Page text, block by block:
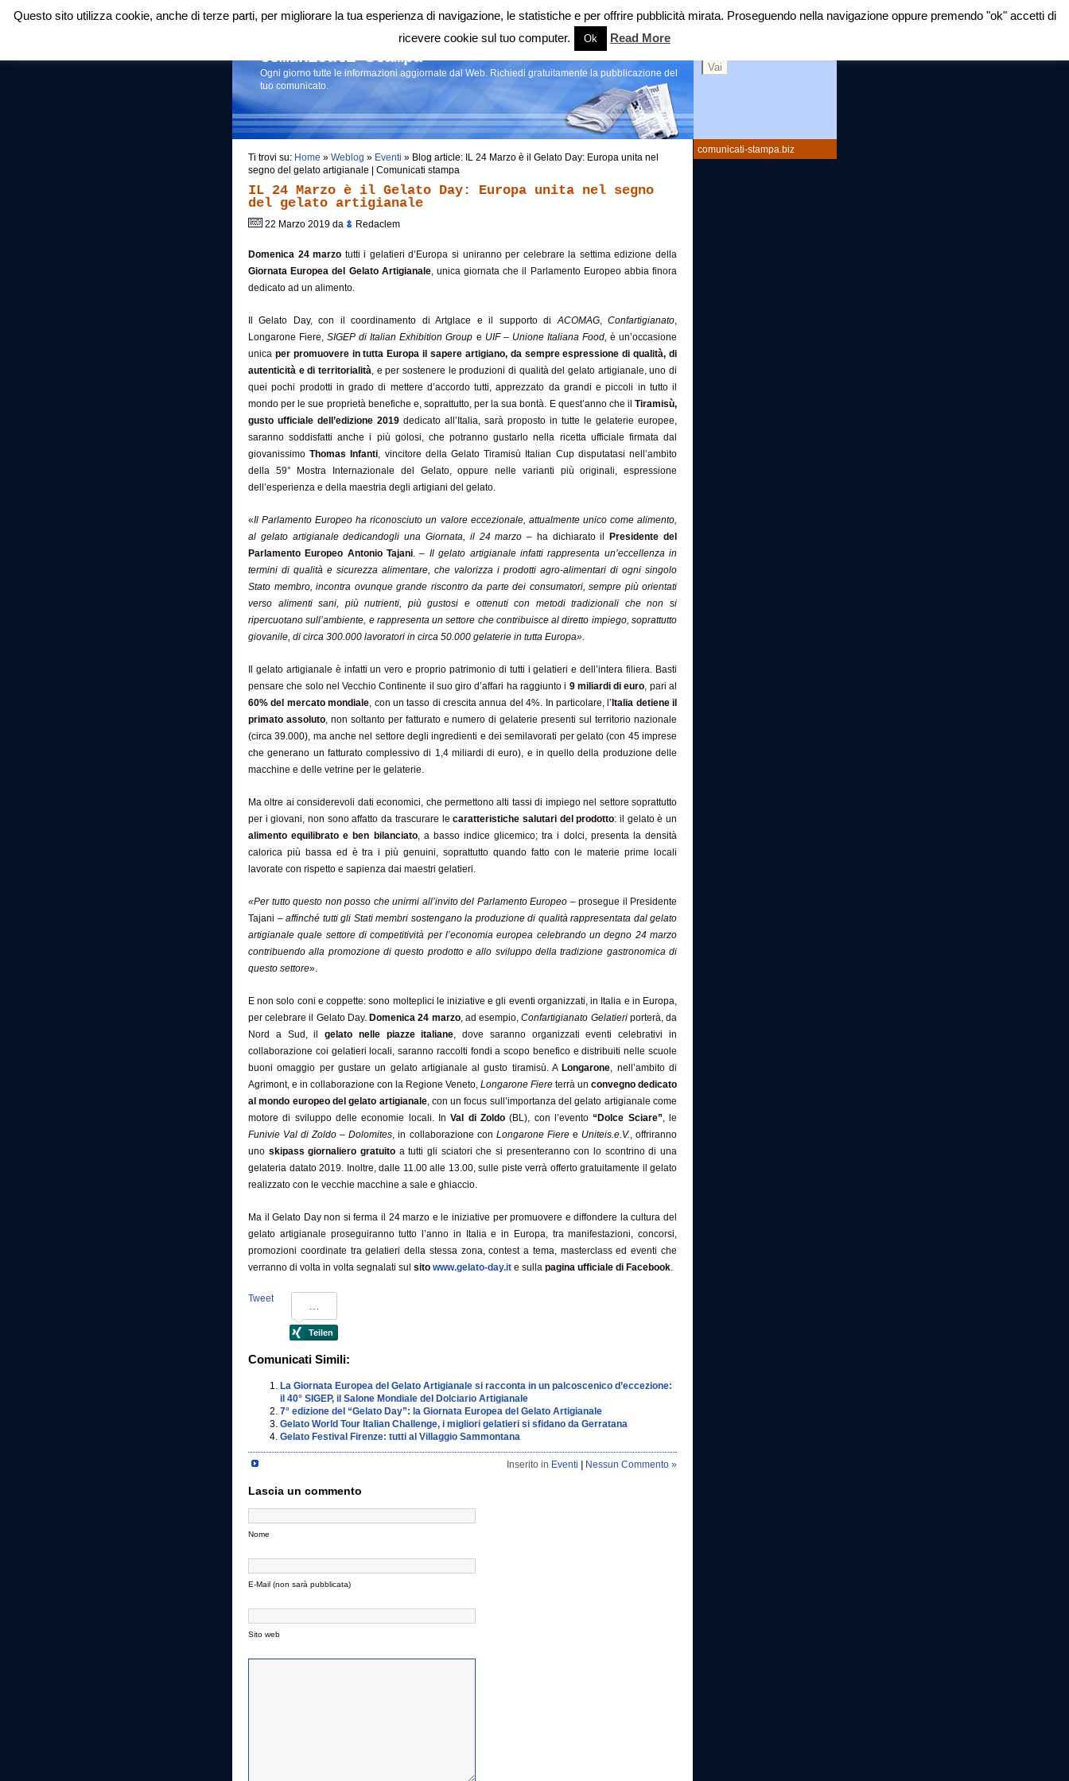
comunicati-stampa.biz
Login |RSS |
Comunicati stampa
Ogni giorno tutte le informazioni aggiornate dal Web. Richiedi gratuitamente la pubblicazione del
tuo comunicato.
Ti trovi su: Home » Weblog » Eventi » Blog article: IL 24 Marzo è il Gelato Day: Europa unita nel
segno del gelato artigianale | Comunicati stampa
IL 24 Marzo è il Gelato Day: Europa unita nel segno
del gelato artigianale
22 Marzo 2019 da Redaclem
Domenica 24 marzo tutti i gelatieri d’Europa si uniranno per celebrare la settima edizione della
Giornata Europea del Gelato Artigianale, unica giornata che il Parlamento Europeo abbia finora
dedicato ad un alimento.
Il Gelato Day, con il coordinamento di Artglace e il supporto diACOMAG,Confartigianato,
Longarone Fiere,SIGEP di Italian Exhibition Group e UIF – Unione Italiana Food, è un’occasione
unica per promuovere in tutta Europa il sapere artigiano, da sempre espressione di qualità, di
autenticità e di territorialità, e per sostenere le produzioni di qualità del gelato artigianale, uno di
quei pochi prodotti in grado di mettere d’accordo tutti, apprezzato da grandi e piccoli in tutto il
mondo per le sue proprietà benefiche e, soprattutto, per la sua bontà. E quest’anno che il Tiramisù,
gusto ufficiale dell’edizione 2019 dedicato all’Italia, sarà proposto in tutte le gelaterie europee,
saranno soddisfatti anche i più golosi, che potranno gustarlo nella ricetta ufficiale firmata dal
giovanissimoThomas Infanti, vincitore della Gelato Tiramisù Italian Cup disputatasi nell’ambito
della 59° Mostra Internazionale del Gelato, oppure nelle varianti più originali, espressione
dell’esperienza e della maestria degli artigiani del gelato.
«Il Parlamento Europeo ha riconosciuto un valore eccezionale, attualmente unico come alimento,
al gelato artigianale dedicandogli una Giornata, il 24 marzo – ha dichiarato il
Presidente del
Parlamento Europeo Antonio Tajani. – Il gelato artigianale infatti rappresenta un’eccellenza in
termini di qualità e sicurezza alimentare, che valorizza i prodotti agro-alimentari di ogni singolo
Stato membro, incontra ovunque grande riscontro da parte dei consumatori, sempre più orientati
verso alimenti sani, più nutrienti, più gustosi e ottenuti con metodi tradizionali che non si
ripercuotano sull’ambiente, e rappresenta un settore che contribuisce al diretto impiego, soprattutto
giovanile, di circa 300.000 lavoratori in circa 50.000 gelaterie in tutta Europa».
Il gelato artigianale è infatti un vero e proprio patrimonio di tutti i gelatieri e dell’intera filiera. Basti
pensare che solo nel Vecchio Continente il suo giro d’affari ha raggiunto i 9 miliardi di euro, pari al
60% del mercato mondiale, con un tasso di crescita annua del 4%. In particolare, l’ Italia detiene il
primato assoluto, non soltanto per fatturato e numero di gelaterie presenti sul territorio nazionale
(circa 39.000), ma anche nel settore degli ingredienti e dei semilavorati per gelato (con 45 imprese
che generano un fatturato complessivo di 1,4 miliardi di euro), e in quello della produzione delle
macchine e delle vetrine per le gelaterie.
Ma oltre ai considerevoli dati economici, che permettono alti tassi di impiego nel settore soprattutto
per i giovani, non sono affatto da trascurare lecaratteristiche salutari del prodotto: il gelato è un
alimento equilibrato e ben bilanciato, a basso indice glicemico; tra i dolci, presenta la densità
calorica più bassa ed è tra i più genuini, soprattutto quando fatto con le materie prime locali
lavorate con rispetto e sapienza dai maestri gelatieri.
«Per tutto questo non posso che unirmi all’invito del Parlamento Europeo – prosegue il Presidente
Tajani – affinché tutti gli Stati membri sostengano la produzione di qualità rappresentata dal gelato
artigianale quale settore di competitività per l’economia europea celebrando un degno 24 marzo
contribuendo alla promozione di questo prodotto e allo sviluppo della tradizione gastronomica di
questo settore».
E non solo coni e coppette: sono molteplici le iniziative e gli eventi organizzati, in Italia e in Europa,
per celebrare il Gelato Day. Domenica 24 marzo, ad esempio,Confartigianato Gelatieriporterà, da
Nord a Sud, ilgelato nelle piazze italiane, dove saranno organizzati eventi celebrativi in
collaborazione coi gelatieri locali, saranno raccolti fondi a scopo benefico e distribuiti nelle scuole
buoni omaggio per gustare un gelato artigianale al gusto tiramisù. A Longarone, nell’ambito di
Agrimont, e in collaborazione con la Regione Veneto, Longarone Fiere terrà un convegno dedicato
al mondo europeo del gelato artigianale, con un focus sull’importanza del gelato artigianale come
motore di sviluppo delle economie locali. InVal di Zoldo (BL), con l’evento“Dolce Sciare”, le
Funivie Val di Zoldo – Dolomites, in collaborazione con Longarone Fieree Uniteis.e.V., offriranno
uno skipass giornaliero gratuito a tutti gli sciatori che si presenteranno con lo scontrino di una
gelateria datato 2019. Inoltre, dalle 11.00 alle 13.00, sulle piste verrà offerto gratuitamente il gelato
realizzato con le vecchie macchine a sale e ghiaccio.
Ma il Gelato Day non si ferma il 24 marzo e le iniziative per promuovere e diffondere la cultura del
gelato artigianale proseguiranno tutto l’anno in Italia e in Europa, tra manifestazioni, concorsi,
promozioni coordinate tra gelatieri della stessa zona, contest a tema, masterclass ed eventi che
verranno di volta in volta segnalati sul sito www.gelato-day.it e sulla pagina ufficiale di Facebook.
Tweet
Comunicati Simili:
La Giornata Europea del Gelato Artigianale si racconta in un palcoscenico d’eccezione:
il 40° SIGEP, il Salone Mondiale del Dolciario Artigianale
7° edizione del “Gelato Day”: la Giornata Europea del Gelato Artigianale
Gelato World Tour Italian Challenge, i migliori gelatieri si sfidano da Gerratana
Gelato Festival Firenze: tutti al Villaggio Sammontana
Inserito in Eventi Nessun Commento »
Lascia un commento
Nome
E-Mail (non sarà pubblicata)
Sito web
Questo sito utilizza cookie, anche di terze parti, per migliorare la tua esperienza di navigazione, le statistiche e per offrire pubblicità mirata. Proseguendo nella navigazione oppure premendo "ok" accetti di
ricevere cookie sul tuo computer.
Ok Read More